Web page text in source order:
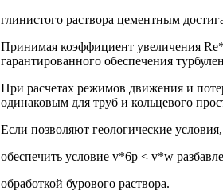
глинистого раствора цементным
Принимая коэффициент увеличения
гарантированного обеспечения
При расчетах режимов движения и
одинаковым для труб и кольцевого
Если позволяют геологические
обеспечить условие v*6p < v*w
обработкой бурового раствора.